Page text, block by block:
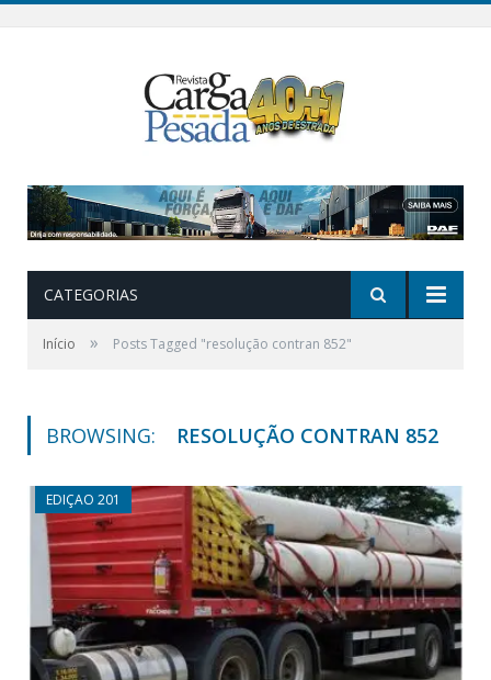
CATEGORIAS
Início » Posts Tagged "resolução contran 852"
BROWSING: RESOLUÇÃO CONTRAN 852
EDIÇAO 201